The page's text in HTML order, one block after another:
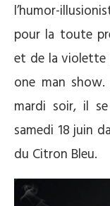
l’humor-
pour la toute
et de la violette
one man
mardi soir, il
samedi 18 juin
du Citron Bleu.